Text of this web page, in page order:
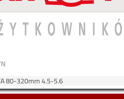
80-320mm 4.5-5.6